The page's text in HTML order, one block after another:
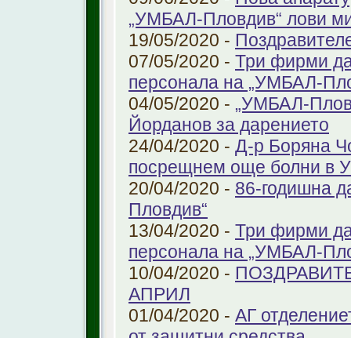
„УМБАЛ-Пловдив“ лови
19/05/2020 -
07/05/2020 - Три фирми
персонала на „УМБАЛ-
04/05/2020 - „УМБАЛ-
Йорданов за дарението
24/04/2020 - Д-р Боряна
посрещнем още болни в
20/04/2020 - 86-годишна
Пловдив“
13/04/2020 - Три фирми
персонала на „УМБАЛ-
10/04/2020 -
АПРИЛ
01/04/2020 - АГ